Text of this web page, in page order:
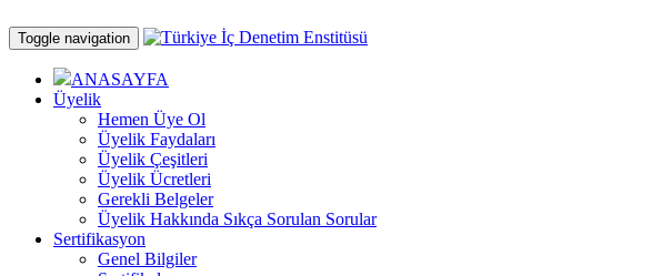
Toggle navigation
ANASAYFA
Üyelik
Hemen Üye Ol
Üyelik Faydaları
Üyelik Çeşitleri
Üyelik Ücretleri
Gerekli Belgeler
Üyelik Hakkında Sıkça Sorulan Sorular
Sertifikasyon
Genel Bilgiler